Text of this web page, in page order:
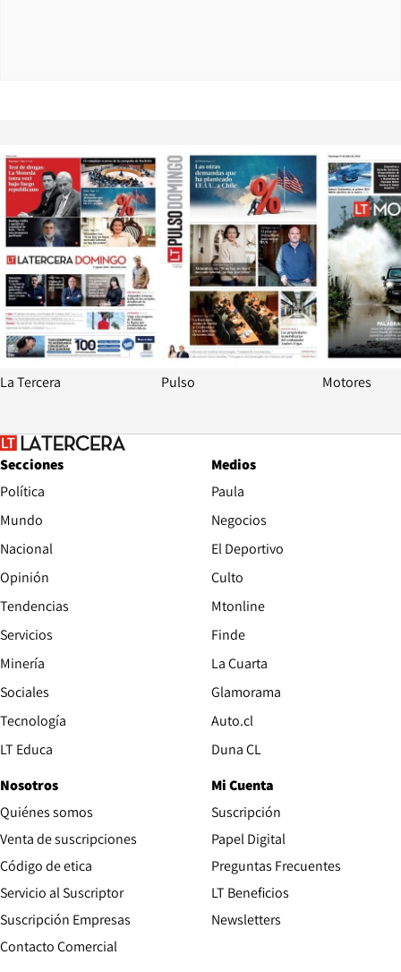
Opens in new window
La Tercera
Opens in
Pulso Motores
Secciones
Política
Mundo
Nacional
Opinión
Tendencias
Servicios
Minería
Sociales
Tecnología
LT Educa
Medios
Paula
Negocios
El Deportivo
Culto
Mtonline
Finde
La Cuarta
Glamorama
Auto.clOpens in new window
Duna CLOpens in new window
Nosotros
Quiénes somos
Venta de suscripciones
Código de etica Opens in new window
Servicio al Suscriptor
Suscripción Empresas
Contacto ComercialOpens in new window
Mi Cuenta
Suscripción
Papel DigitalOpens in new
Preguntas Frecuentes
LT Beneficios
Newsletters